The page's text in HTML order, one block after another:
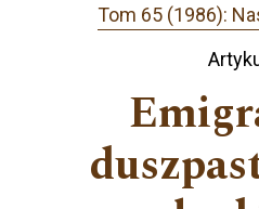
Tom 65 (1986):